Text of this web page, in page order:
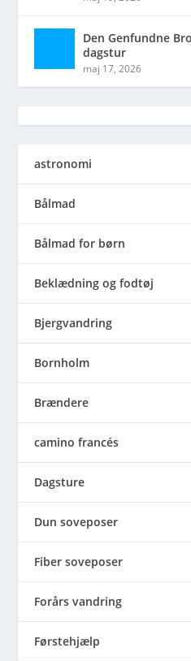
Den Genfundne
dagstur
maj 17, 2026
astronomi
Bålmad
Bålmad for børn
Beklædning og fodtøj
Bjergvandring
Bornholm
Brændere
camino francés
Dagsture
Dun soveposer
Fiber soveposer
Forårs vandring
Førstehjælp